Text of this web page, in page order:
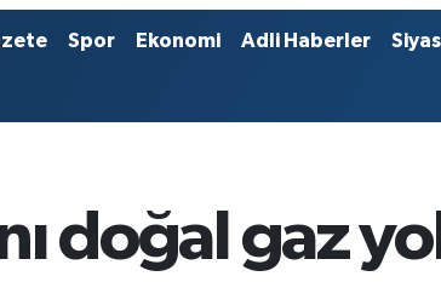
Spor Ekonomi Adli Haberler
doğal gaz